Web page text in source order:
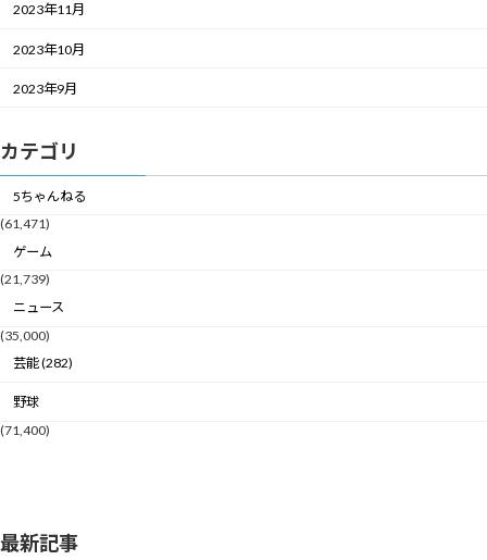
2023年11月
2023年10月
2023年9月
カテゴリ
5ちゃんねる
(61,471)
ゲーム
(21,739)
ニュース
(35,000)
芸能 (282)
野球
(71,400)
最新記事